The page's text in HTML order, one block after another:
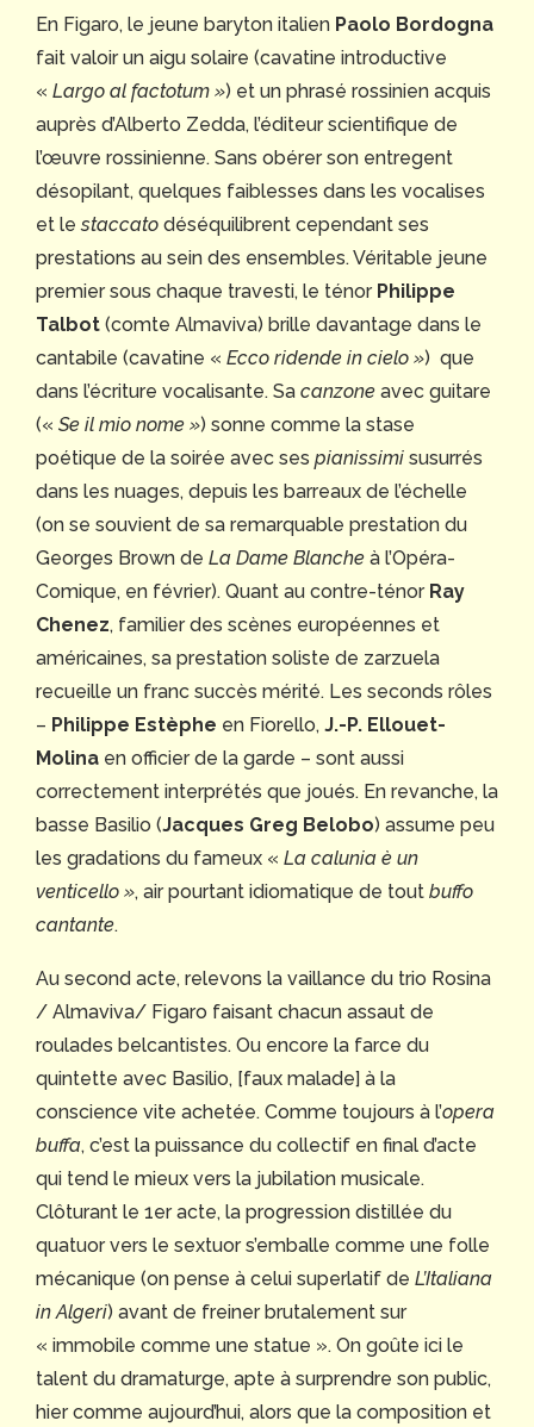
En Figaro, le jeune baryton italien Paolo Bordogna
fait valoir un aigu solaire (cavatine introductive
« Largo al factotum ») et un phrasé rossinien acquis
auprès d’Alberto Zedda, l’éditeur scientifique de
l’œuvre rossinienne. Sans obérer son entregent
désopilant, quelques faiblesses dans les vocalises
et lestaccato déséquilibrent cependant ses
prestations au sein des ensembles. Véritable jeune
premier sous chaque travesti, le ténor Philippe
Talbot (comte Almaviva) brille davantage dans le
cantabile (cavatine « Ecco ridende in cielo ») que
dans l’écriture vocalisante. Sa canzone avec guitare
(« Se il mio nome ») sonne comme la stase
poétique de la soirée avec ses pianissimi susurrés
dans les nuages, depuis les barreaux de l’échelle
(on se souvient de sa remarquable prestation du
Georges Brown de La Dame Blanche à l’Opéra-
Comique, en février). Quant au contre-ténor Ray
Chenez, familier des scènes européennes et
américaines, sa prestation soliste de zarzuela
recueille un franc succès mérité. Les seconds rôles
– Philippe Estèphe en Fiorello, J.-P. Ellouet-
Molina en officier de la garde – sont aussi
correctement interprétés que joués. En revanche, la
basse Basilio (Jacques Greg Belobo) assume peu
les gradations du fameux « La calunia è un
venticello », air pourtant idiomatique de tout buffo
cantante.
Au second acte, relevons la vaillance du trio Rosina
/ Almaviva/ Figaro faisant chacun assaut de
roulades belcantistes. Ou encore la farce du
quintette avec Basilio, [faux malade] à la
conscience vite achetée. Comme toujours à l’opera
buffa, c’est la puissance du collectif en final d’acte
qui tend le mieux vers la jubilation musicale.
Clôturant le 1er acte, la progression distillée du
quatuor vers le sextuor s’emballe comme une folle
mécanique (on pense à celui superlatif de L’Italiana
in Algeri) avant de freiner brutalement sur
« immobile comme une statue ». On goûte ici le
talent du dramaturge, apte à surprendre son public,
hier comme aujourd’hui, alors que la composition et